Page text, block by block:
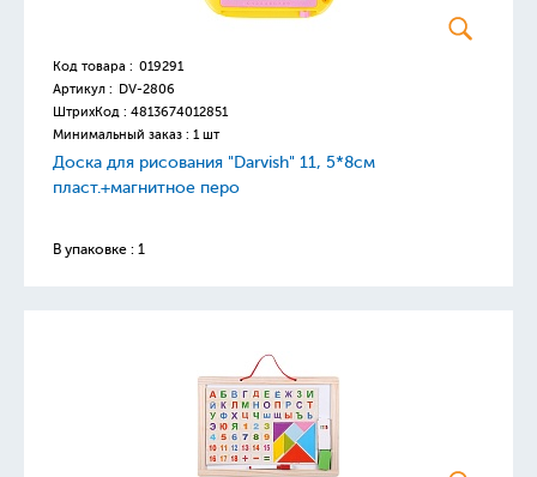
Код товара : 019291
Артикул : DV-2806
ШтрихКод : 4813674012851
Минимальный заказ : 1 шт
Доска для рисования "Darvish" 11, 5*8см
пласт.+магнитное перо
В упаковке : 1